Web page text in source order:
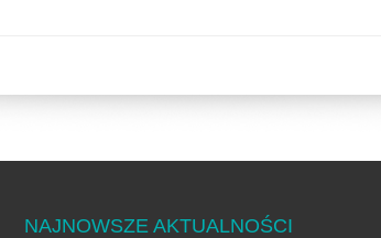
NAJNOWSZE AKTUALNOŚCI